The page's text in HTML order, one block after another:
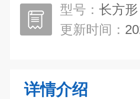
型号： 长方形
更新时间：
详情介绍